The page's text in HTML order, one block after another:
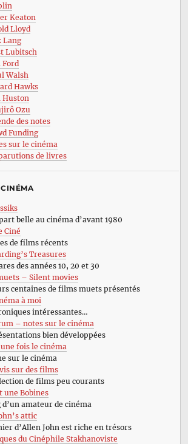
Keaton
Lloyd
Lang
Lubitsch
Ford
Walsh
Hawks
Huston
Ozu
des notes
Funding
sur le cinéma
de livres
belle au cinéma d’avant 1980
Ciné
de films récents
Treasures
des années 10, 20 et 30
– Silent movies
centaines de films muets présentés
à moi
intéressantes…
– notes sur le cinéma
bien développées
fois le cinéma
sur le cinéma
sur des films
de films peu courants
une Bobines
d’un amateur de cinéma
attic
d’Allen John est riche en trésors
du Cinéphile Stakhanoviste